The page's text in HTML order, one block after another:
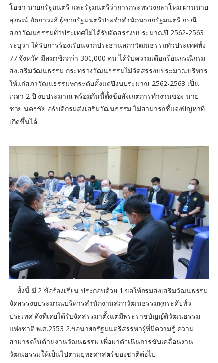
โอชา นายกรัฐมนตรี และรัฐมนตรีว่าการกระทรวงกลาโหม ผ่านนาย
สุภรณ์ อัตถาวงศ์ ผู้ช่วยรัฐมนตรีประจำสำนักนายกรัฐมนตรี กรณี
สภาวัฒนธรรมทั่วประเทศไม่ได้รับจัดสรรงบประมาณปี 2562-2563
ระบุว่า ได้รับการร้องเรียนจากประธานสภาวัฒนธรรมทั่วประเทศทั้ง
77 จังหวัด มีสมาชิกกว่า 300,000 คน ได้รับความเดือดร้อนกรณีกรม
ส่งเสริมวัฒนธรรม กระทรวงวัฒนธรรมไม่จัดสรรงบประมาณบริหาร
ให้แก่สภาวัฒนธรรมทุกระดับตั้งแต่ปีงบประมาณ 2562-2563 เป็น
เวลา 2 ปี งบประมาณ พร้อมกันนี้ตั้งข้อสังเกตการทำงานของ นาย
ชาย นครชัย อธิบดีกรมส่งเสริมวัฒนธรรม ไม่สามารถชี้แจงปัญหาที่
เกิดขึ้นได้
ทั้งนี้ มี 2 ข้อร้องเรียน ประกอบด้วย 1.ขอให้กรมส่งเสริมวัฒนธรรม
จัดสรรงบประมาณบริหารสำนักงานสภาวัฒนธรรมทุกระดับทั่ว
ประเทศ ดังที่เคยได้รับจัดสรรมาตั้งแต่มีพระราชบัญญัติวัฒนธรรม
แห่งชาติ พ.ศ.2553 2.ขอนายกรัฐมนตรีสรรหาผู้ที่มีความรู้ ความ
สามารถในด้านงานวัฒนธรรม เพื่อมาดำเนินการขับเคลื่อนงาน
วัฒนธรรมให้เป็นไปตามยุทธศาสตร์ของชาติต่อไป